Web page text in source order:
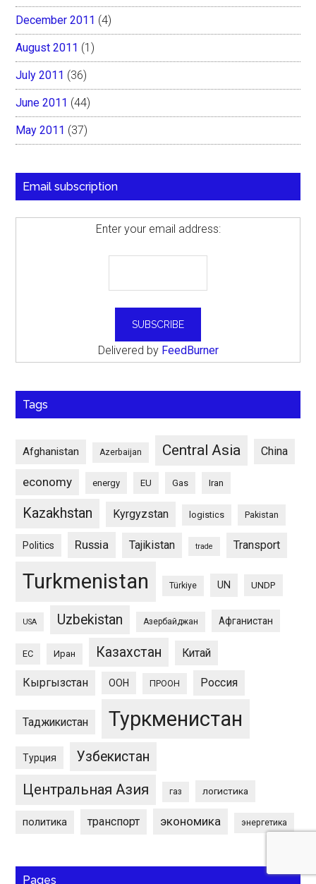
December 2011 (4)
August 2011 (1)
July 2011 (36)
June 2011 (44)
May 2011 (37)
Email subscription
Enter your email address:
Delivered by FeedBurner
Tags
Afghanistan Azerbaijan Central Asia China
economy energy EU Gas Iran
Kazakhstan Kyrgyzstan logistics Pakistan
Politics Russia Tajikistan trade Transport
Turkmenistan Türkiye UN UNDP
USA Uzbekistan Азербайджан Афганистан
ЕС Иран Казахстан Китай
Кыргызстан ООН ПРООН Россия
Таджикистан Туркменистан
Турция Узбекистан
Центральная Азия газ логистика
политика транспорт экономика энергетика
Pages